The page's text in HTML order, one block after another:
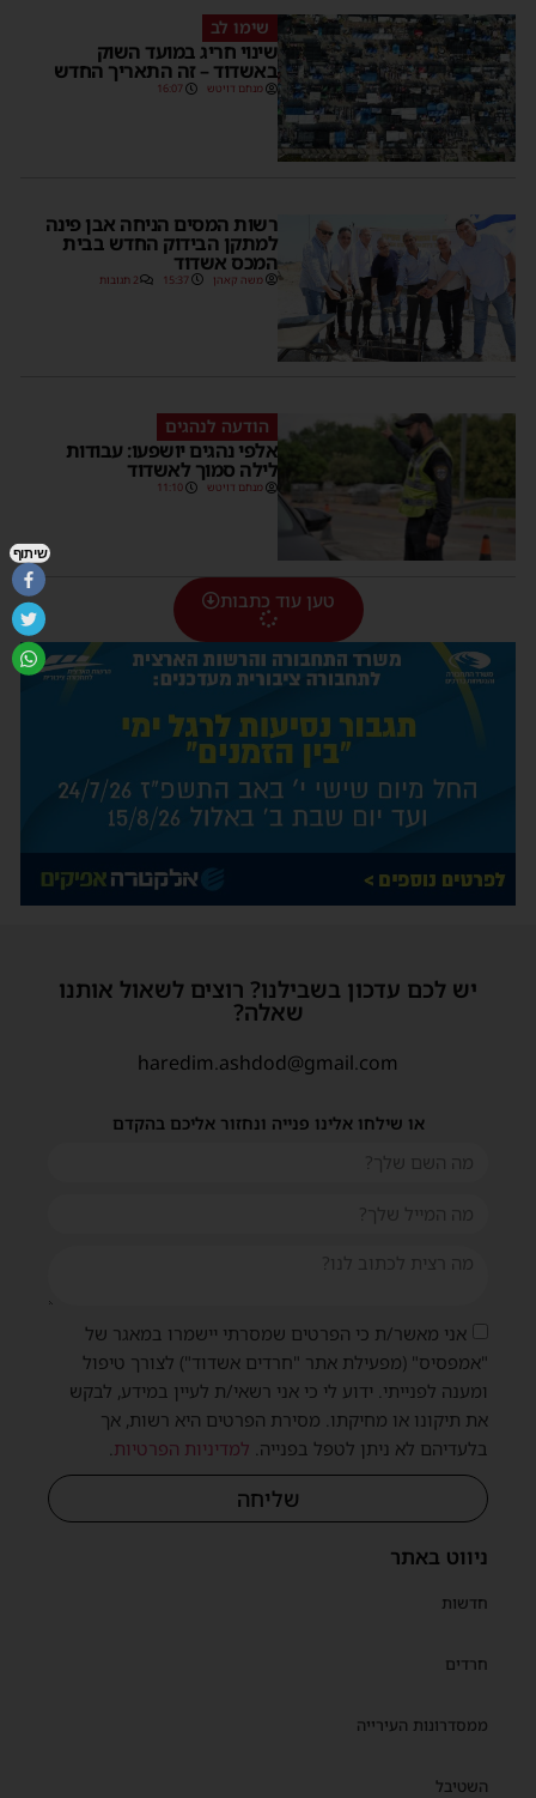
שימו לב
שינוי חריג במועד השוק
באשדוד – זה התאריך החדש
מנחם דויטש 16:07
רשות המסים הניחה אבן פינה
למתקן הבידוק החדש בבית
המכס אשדוד
משה קאהן 15:37 2 תגובות
הודעה לנהגים
אלפי נהגים יושפעו: עבודות
לילה סמוך לאשדוד
מנחם דויטש 11:10
טען עוד כתבות
ניווט באתר
חדשות
חרדים
ממסדרונות העירייה
השטיבל
יש לכם עדכון בשבילנו? רוצים לשאול אותנו
שאלה?
haredim.ashdod@gmail.com
או שילחו אלינו פנייה ונחזור אליכם בהקדם
אני מאשר/ת כי הפרטים שמסרתי יישמרו במאגר של
"אמפסיס" (מפעילת אתר "חרדים אשדוד") לצורך טיפול
ומענה לפנייתי. ידוע לי כי אני רשאי/ת לעיין במידע, לבקש
את תיקונו או מחיקתו. מסירת הפרטים היא רשות, אך
בלעדיהם לא ניתן לטפל בפנייה. למדיניות הפרטיות
שליחה
שיתוף